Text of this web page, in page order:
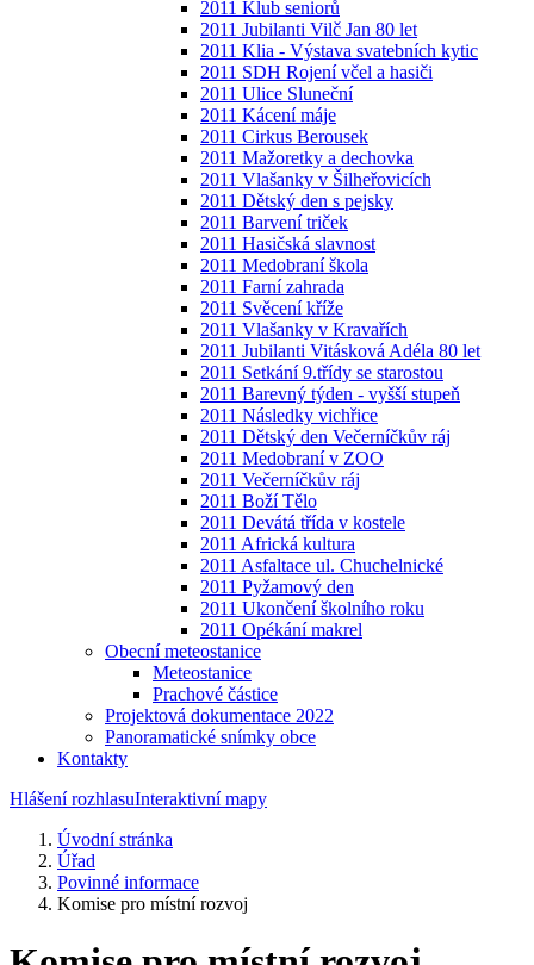
2011 Klub seniorů
2011 Jubilanti Vilč Jan 80 let
2011 Klia - Výstava svatebních kytic
2011 SDH Rojení včel a hasiči
2011 Ulice Sluneční
2011 Kácení máje
2011 Cirkus Berousek
2011 Mažoretky a dechovka
2011 Vlašanky v Šilheřovicích
2011 Dětský den s pejsky
2011 Barvení triček
2011 Hasičská slavnost
2011 Medobraní škola
2011 Farní zahrada
2011 Svěcení kříže
2011 Vlašanky v Kravařích
2011 Jubilanti Vitásková Adéla 80 let
2011 Setkání 9.třídy se starostou
2011 Barevný týden - vyšší stupeň
2011 Následky vichřice
2011 Dětský den Večerníčkův ráj
2011 Medobraní v ZOO
2011 Večerníčkův ráj
2011 Boží Tělo
2011 Devátá třída v kostele
2011 Africká kultura
2011 Asfaltace ul. Chuchelnické
2011 Pyžamový den
2011 Ukončení školního roku
2011 Opékání makrel
Obecní meteostanice
Meteostanice
Prachové částice
Projektová dokumentace 2022
Panoramatické snímky obce
Kontakty
Hlášení rozhlasuInteraktivní mapy
Úvodní stránka
Úřad
Povinné informace
Komise pro místní rozvoj